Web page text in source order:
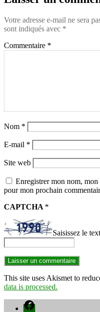
Votre adresse e-mail ne sera
sont indiqués avec *
Commentaire *
Nom *
E-mail *
Site web
Enregistrer mon nom,
pour mon prochain
CAPTCHA *
Saisissez le
This site uses Akismet to
data is processed.
Facebook